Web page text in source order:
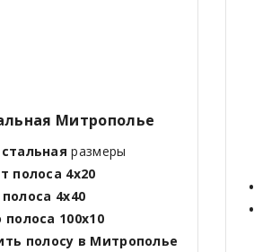
Митрополье
размеры
полоса 4х20
полоса 4х40
полоса 100х10
полосу в Митрополье